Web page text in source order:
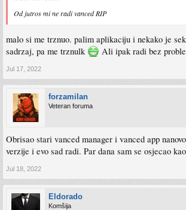
Od jutros mi ne radi vanced RIP
malo si me trznuo. palim aplikaciju i nekako je
sadrzaj, pa me trznulk
Ali ipak radi bez
Jul 17, 2022
forzamilan
Veteran foruma
Obrisao stari vanced manager i vanced app
verzije i evo sad radi. Par dana sam se osjecao
Jul 18, 2022
Eldorado
Komšija